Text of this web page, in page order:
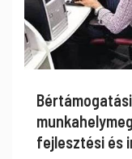
fejlesztési és